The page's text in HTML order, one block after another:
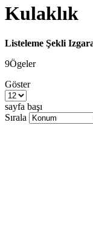
Kulaklık
Listeleme Şekli
9Ögeler
Göster
sayfa başı
Sırala